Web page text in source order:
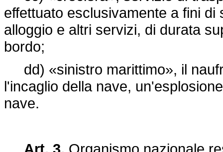
effettuato esclusivamente a fini
alloggio e altri servizi, di durata
bordo;
dd) «sinistro marittimo», il
l'incaglio della nave,
nave.